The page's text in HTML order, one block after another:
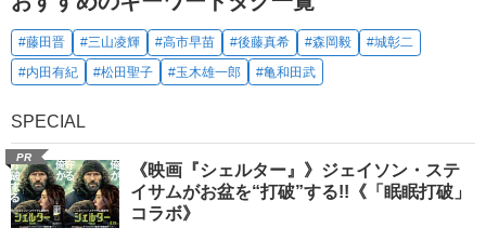
#藤田晋 #三山凌輝 #高市早苗 #後藤真希 #森岡毅
#城彰二
#内田有紀
#松田聖子 #玉木雄一郎 #亀和田武
SPECIAL
PR
《映画『シェルター』》ジェイソン・ステ
イサムがお盆を“打破”する!!《「眠眠打破」
コラボ》